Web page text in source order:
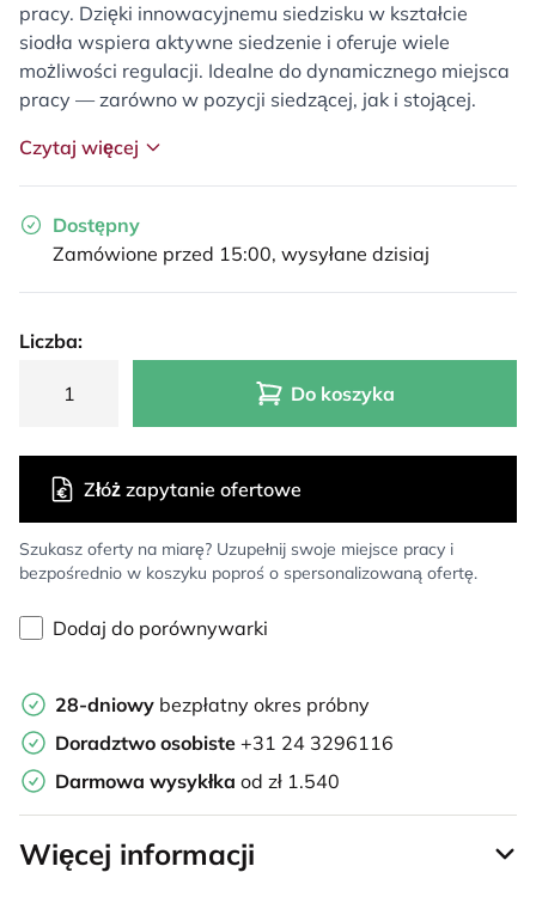
pracy. Dzięki innowacyjnemu siedzisku w kształcie
siodła wspiera aktywne siedzenie i oferuje wiele
możliwości regulacji. Idealne do dynamicznego miejsca
pracy — zarówno w pozycji siedzącej, jak i stojącej.
Czytaj więcej
Dostępny
Zamówione przed 15:00, wysyłane dzisiaj
Liczba:
Do koszyka
Szukasz oferty na miarę? Uzupełnij swoje miejsce pracy i
bezpośrednio w koszyku poproś o spersonalizowaną ofertę.
Złóż zapytanie ofertowe
Dodaj do porównywarki
28-dniowy bezpłatny okres próbny
Doradztwo osobiste +31 24 3296116
Darmowa wysykłka od zł 1.540
Więcej informacji